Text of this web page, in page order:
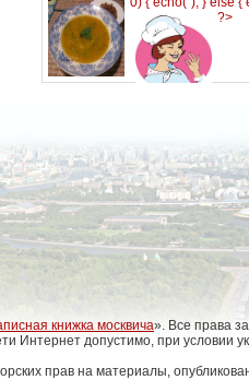
?>
книжка москвича». Все права
Интернет допустимо, при условии
прав на материалы,